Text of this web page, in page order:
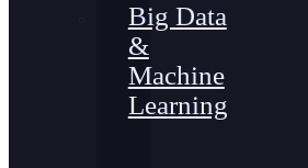
Big Data
&
Machine
Learning